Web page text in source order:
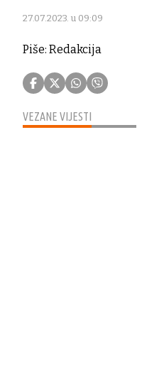
27.07.2023. u 09:09
Piše: Redakcija
VEZANE VIJESTI